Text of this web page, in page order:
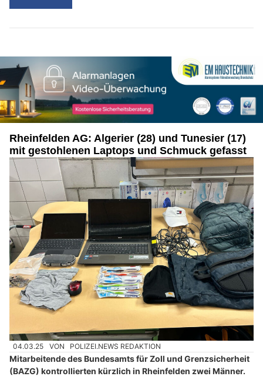
Rheinfelden AG: Algerier (28) und Tunesier (17)
mit gestohlenen Laptops und Schmuck gefasst
04.03.25 VON POLIZEI.NEWS REDAKTION
Mitarbeitende des Bundesamts für Zoll und Grenzsicherheit
(BAZG) kontrollierten kürzlich in Rheinfelden zwei Männer.